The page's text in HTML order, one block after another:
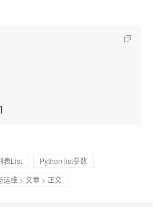
]
表List
Python list参数
运维 > 文章 > 正文